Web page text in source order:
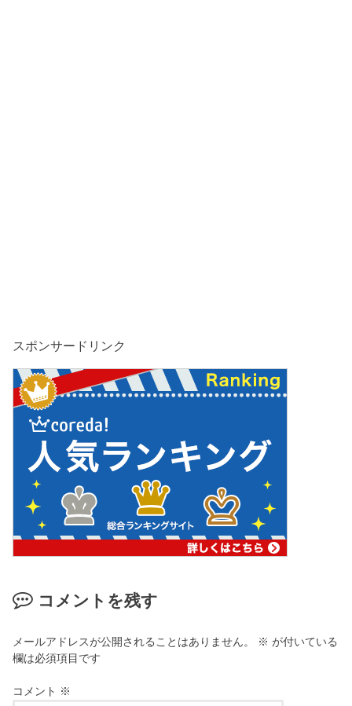
スポンサードリンク
コメントを残す
メールアドレスが公開されることはありません。 ※ が付いている
欄は必須項目です
コメント ※